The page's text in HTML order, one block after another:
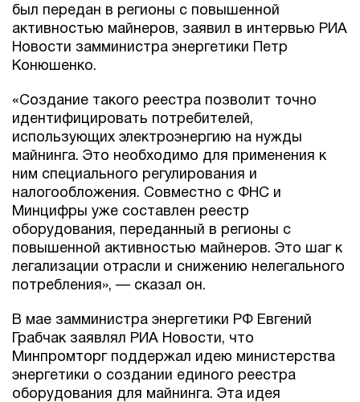
был передан в регионы с повышенной
активностью майнеров, заявил в интервью РИА
Новости замминистра энергетики Петр
Конюшенко.
«Создание такого реестра позволит точно
идентифицировать потребителей,
использующих электроэнергию на нужды
майнинга. Это необходимо для применения к
ним специального регулирования и
налогообложения. Совместно с ФНС и
Минцифры уже составлен реестр
оборудования, переданный в регионы с
повышенной активностью майнеров. Это шаг к
легализации отрасли и снижению нелегального
потребления», — сказал он.
В мае замминистра энергетики РФ Евгений
Грабчак заявлял РИА Новости, что
Минпромторг поддержал идею министерства
энергетики о создании единого реестра
оборудования для майнинга. Эта идея